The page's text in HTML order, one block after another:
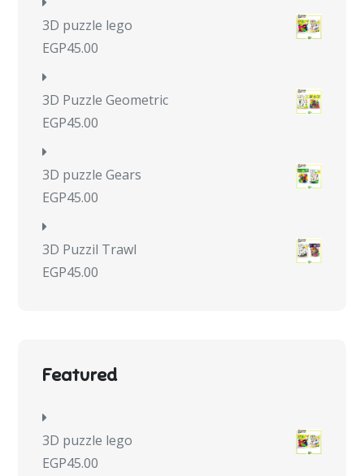
3D puzzle lego
EGP45.00
3D Puzzle Geometric
EGP45.00
3D puzzle Gears
EGP45.00
3D Puzzil Trawl
EGP45.00
Featured
3D puzzle lego
EGP45.00